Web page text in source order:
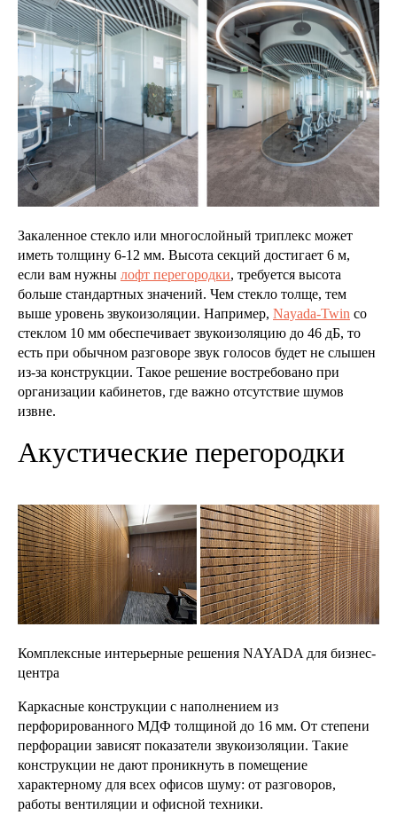
Закаленное стекло или многослойный триплекс может
иметь толщину 6-12 мм. Высота секций достигает 6 м,
если вам нужны лофт перегородки, требуется высота
больше стандартных значений. Чем стекло толще, тем
выше уровень звукоизоляции. Например, Nayada-Twin со
стеклом 10 мм обеспечивает звукоизоляцию до 46 дБ, то
есть при обычном разговоре звук голосов будет не слышен
из-за конструкции. Такое решение востребовано при
организации кабинетов, где важно отсутствие шумов
извне.
Акустические перегородки
Комплексные интерьерные решения NAYADA для бизнес-
центра
Каркасные конструкции с наполнением из
перфорированного МДФ толщиной до 16 мм. От степени
перфорации зависят показатели звукоизоляции. Такие
конструкции не дают проникнуть в помещение
характерному для всех офисов шуму: от разговоров,
работы вентиляции и офисной техники.